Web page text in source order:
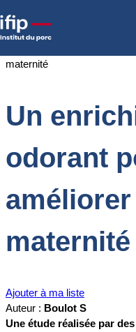
Accueil
améliorer la survie en
Un
odorant
maternité
Ajouter à ma liste
Auteur : Boulot S
Une étude réalisée par